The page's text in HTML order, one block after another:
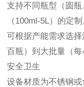
支持不同瓶型（圆
（100ml-5L）的定制
可根据产能需求选
百瓶）到大批量（每
安全卫生
设备材质为不锈钢或